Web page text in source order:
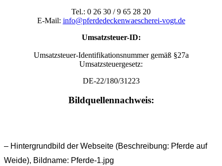
Tel.: 0 26 30 / 9 65 28 20
E-Mail: info@pferdedeckenwaescherei-vogt.de
Umsatzsteuer-ID:
Umsatzsteuer-Identifikationsnummer gemäß §27a
Umsatzsteuergesetz:
DE-22/180/31223
Bildquellennachweis:
– Hintergrundbild der Webseite (Beschreibung: Pferde auf
Weide), Bildname: Pferde-1.jpg